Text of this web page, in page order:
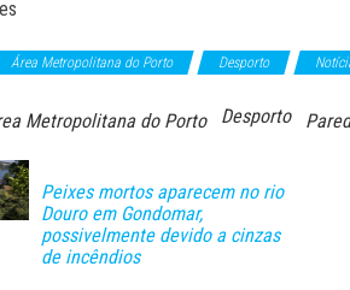
Área Metropolitana do Porto Desporto
Metropolitana do Porto Desporto
Peixes mortos aparecem no rio
Douro em Gondomar,
possivelmente devido a cinzas
de incêndios